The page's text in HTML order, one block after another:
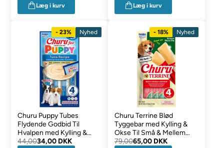
Læg i kurv Læg i kurv
- 23% Nyhed
Churu Puppy Tubes
Flydende Godbid Til
Hvalpen med Kylling &
Laks
44,0034,00 DKK
- 18% Nyhed
Churu Terrine Blød
Tyggebar med Kylling &
Okse Til Små & Mellem
Hunde
79,0065,00 DKK